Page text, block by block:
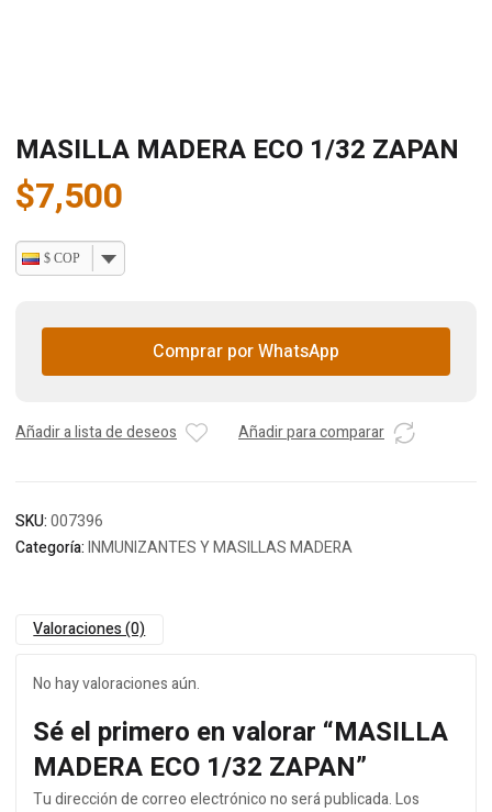
MASILLA MADERA ECO 1/32 ZAPAN
$7,500
$ COP
Comprar por WhatsApp
Añadir a lista de deseos Añadir para comparar
SKU:007396
Categoría:INMUNIZANTES Y MASILLAS MADERA
Valoraciones (0)
No hay valoraciones aún.
Sé el primero en valorar “MASILLA
MADERA ECO 1/32 ZAPAN”
Tu dirección de correo electrónico no será publicada.Los